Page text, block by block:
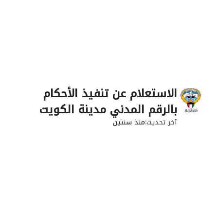
الاستعلام عن تنفيذ الأحكام
بالرقم المدني مدينة الكويت
آخر تحديثمنذ سنتين